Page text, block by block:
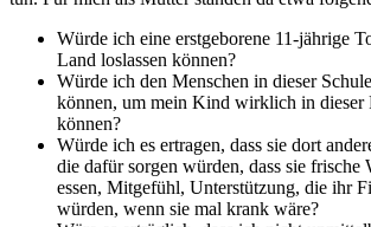
Würde ich eine erstgeborene 11-jährige
Land loslassen können?
Würde ich den Menschen in dieser
können, um mein Kind wirklich in dieser
können?
Würde ich es ertragen, dass sie dort
die dafür sorgen würden, dass sie frische
essen, Mitgefühl, Unterstützung, die ihr
würden, wenn sie mal krank wäre?